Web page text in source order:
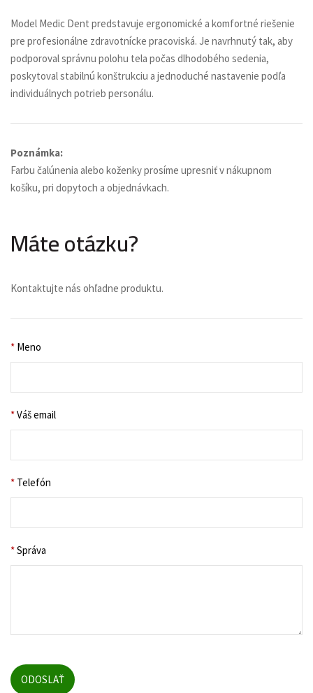
Model Medic Dent predstavuje ergonomické a komfortné riešenie
pre profesionálne zdravotnícke pracoviská. Je navrhnutý tak, aby
podporoval správnu polohu tela počas dlhodobého sedenia,
poskytoval stabilnú konštrukciu a jednoduché nastavenie podľa
individuálnych potrieb personálu.
Poznámka:
Farbu čalúnenia alebo koženky prosíme upresniť v nákupnom
košíku, pri dopytoch a objednávkach.
Máte otázku?
Kontaktujte nás ohľadne produktu.
* Meno
*Váš email
* Telefón
*Správa